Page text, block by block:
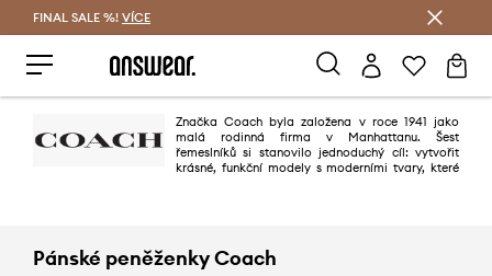
FINAL SALE %! VÍCE
Značka Coach byla založena v roce 1941 jako
malá rodinná firma v Manhattanu. Šest
řemeslníků si stanovilo jednoduchý cíl: vytvořit
krásné, funkční modely s moderními tvary, které
Pánské peněženky Coach